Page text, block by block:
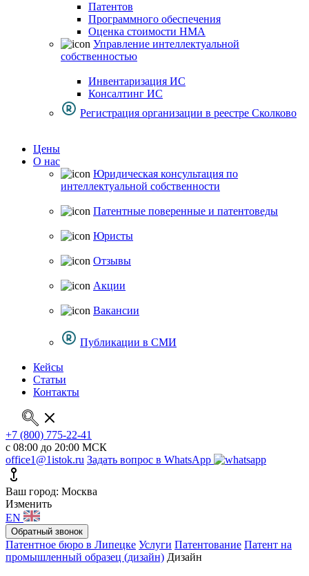
Патентов
Программного обеспечения
Оценка стоимости НМА
Управление интеллектуальной
собственностью
Инвентаризация ИС
Консалтинг ИС
Регистрация организации в реестре Сколково
Цены
О нас
Юридическая консультация по
интеллектуальной собственности
Патентные поверенные и патентоведы
Юристы
Отзывы
Акции
Вакансии
Публикации в СМИ
Кейсы
Статьи
Контакты
+7 (800) 775-22-41
с 08:00 до 20:00 МСК
office1@1istok.ru Задать вопрос в WhatsApp
Ваш город: Москва
Изменить
EN
Обратный звонок
Патентное бюро в Липецке Услуги Патентование Патент на
промышленный образец (дизайн) Дизайн